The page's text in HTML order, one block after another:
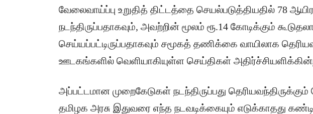
வேலைவாய்ப்பு உறுதித் திட்டத்தை செயல்படுத்தியதில் 78
நடந்திருப்பதாகவும், அவற்றின் மூலம் ரூ.14 கோடிக்கும்
செய்யப்பட்டிருப்பதாகவும் சமூகத் தணிக்கை வாயிலாக
ஊடகங்களில் வெளியாகியுள்ள செய்திகள்
அப்பட்டமான முறைகேடுகள் நடந்திருப்பது
தமிழக அரசு இதுவரை எந்த நடவடிக்கையும் எடுக்காதது